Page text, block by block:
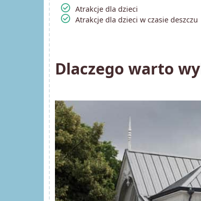
check_circle Atrakcje dla dzieci
check_circle Atrakcje dla dzieci w czasie deszczu
Dlaczego warto